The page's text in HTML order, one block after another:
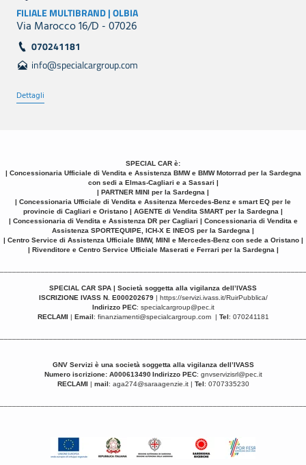
FILIALE MULTIBRAND | OLBIA
Via Marocco 16/D - 07026
070241181
info@specialcargroup.com
Dettagli
SPECIAL CAR è:
| Concessionaria Ufficiale di Vendita e Assistenza BMW e BMW Motorrad per la Sardegna
con sedi a Elmas-Cagliari e a Sassari |
| PARTNER MINI per la Sardegna |
| Concessionaria Ufficiale di Vendita e Assitenza Mercedes-Benz e smart EQ per le
provincie di Cagliari e Oristano | AGENTE di Vendita SMART per la Sardegna |
| Concessionaria di Vendita e Assistenza DR per Cagliari | Concessionaria di Vendita e
Assistenza SPORTEQUIPE, ICH-X E INEOS per la Sardegna |
| Centro Service di Assistenza Ufficiale BMW, MINI e Mercedes-Benz con sede a Oristano |
| Rivenditore e Centro Service Ufficiale Maserati e Ferrari per la Sardegna |
SPECIAL CAR SPA | Società soggetta alla vigilanza dell’IVASS
ISCRIZIONE IVASS N. E000202679| https://servizi.ivass.it/RuirPubblica/
Indirizzo PEC: specialcargroup@pec.it
RECLAMI | Email: finanziamenti@specialcargroup.com| Tel: 070241181
GNV Servizi è una società soggetta alla vigilanza dell’IVASS
Numero iscrizione: A000613490 Indirizzo PEC: gnvservizisrl@pec.it
RECLAMI | mail: aga274@saraagenzie.it| Tel: 0707335230